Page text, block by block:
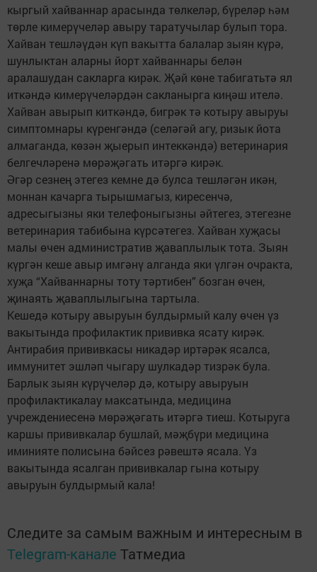
кыргый хайваннар арасында төлкеләр, бүреләр һәм
төрле кимерүчеләр авыру таратучылар булып тора.
Хайван тешләүдән күп вакытта балалар зыян күрә,
шунлыктан аларны йорт хайваннары белән
аралашудан сакларга кирәк. Җәй көне табигатьтә ял
иткәндә кимерүчеләрдән сакланырга киңәш ителә.
Хайван авырып киткәндә, бигрәк тә котыру авыруы
симптомнары күренгәндә (селәгәй агу, ризык йота
алмаганда, көзән җыерып интеккәндә) ветеринария
белгечләренә мөрәҗәгать итәргә кирәк.
Әгәр сезнең этегез кемне дә булса тешләгән икән,
моннан качарга тырышмагыз, киресенчә,
адресыгызны яки телефоныгызны әйтегез, этегезне
ветеринария табибына күрсәтегез. Хайван хуҗасы
малы өчен административ җаваплылык тота. Зыян
күргән кеше авыр имгәнү алганда яки үлгән очракта,
хуҗа “Хайваннарны тоту тәртибен” бозган өчен,
җинаять җаваплылыгына тартыла.
Кешедә котыру авыруын булдырмый калу өчен үз
вакытында профилактик прививка ясату кирәк.
Антирабия прививкасы никадәр иртәрәк ясалса,
иммунитет эшләп чыгару шулкадәр тизрәк була.
Барлык зыян күрүчеләр дә, котыру авыруын
профилактикалау максатында, медицина
учреждениесенә мөрәҗәгать итәргә тиеш. Котыруга
каршы прививкалар бушлай, мәҗбүри медицина
иминияте полисына бәйсез рәвештә ясала. Үз
вакытында ясалган прививкалар гына котыру
авыруын булдырмый кала!
Следите за самым важным и интересным в
Telegram-канале Татмедиа